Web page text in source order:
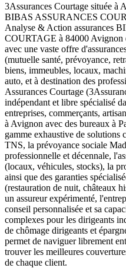
3Assurances Courtage située à
BIBAS ASSURANCES
Analyse & Action assurances
COURTAGE à 84000 Avignon
avec une vaste offre
(mutuelle santé, prévoyance,
biens, immeubles, locaux,
auto, et à destination des
Assurances Courtage
indépendant et libre spécialisé
entreprises, commerçants,
à Avignon avec des bureaux à
gamme exhaustive de solutions
TNS, la prévoyance sociale
professionnelle et décennale,
(locaux, véhicules, stocks), la
ainsi que des garanties
(restauration de nuit, châteaux
un assureur expérimenté,
conseil personnalisée et sa
complexes pour les dirigeants
de chômage dirigeants et
permet de naviguer librement
trouver les meilleures
de chaque client.